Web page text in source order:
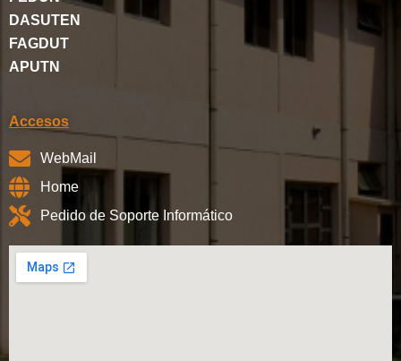
DASUTEN
FAGDUT
APUTN
Accesos
WebMail
Home
Pedido de Soporte Informático